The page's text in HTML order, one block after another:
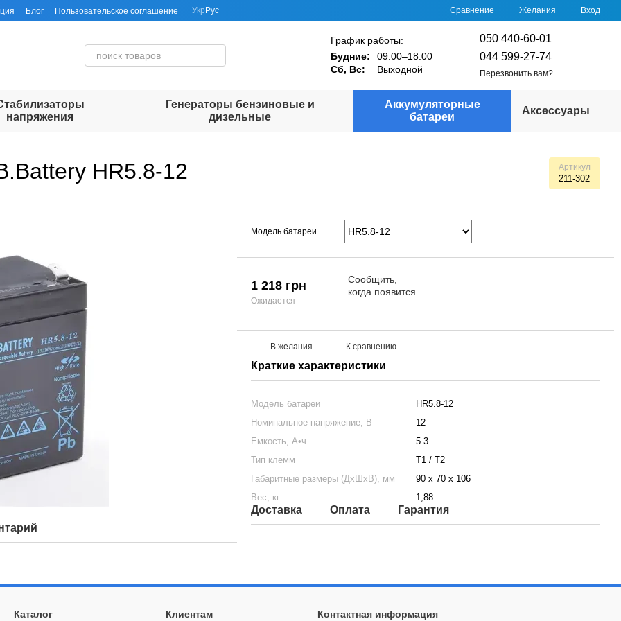
Блог Пользовательское соглашение Укр Рус Сравнение Желания Вход
График работы:
Будние:
09:00–18:00
Сб, Вс:
Выходной
050 440-60-01
044 599-27-74
Перезвонить вам?
напряжения
Генераторы бензиновые и
дизельные
Аккумуляторные
батареи
Аксессуары
HR5.8-12 Артикул
211-302
Модель батареи
1 218 грн
Ожидается
Сообщить,
когда появится
В желания К сравнению
Краткие характеристики
Модель батареи
HR5.8-12
Номинальное напряжение, В
12
Емкость, А•ч
5.3
Тип клемм
Т1 / Т2
Габаритные размеры (ДхШхВ), мм
90 х 70 х 106
Вес, кг
1,88
Доставка Оплата Гарантия
Каталог Клиентам Контактная информация